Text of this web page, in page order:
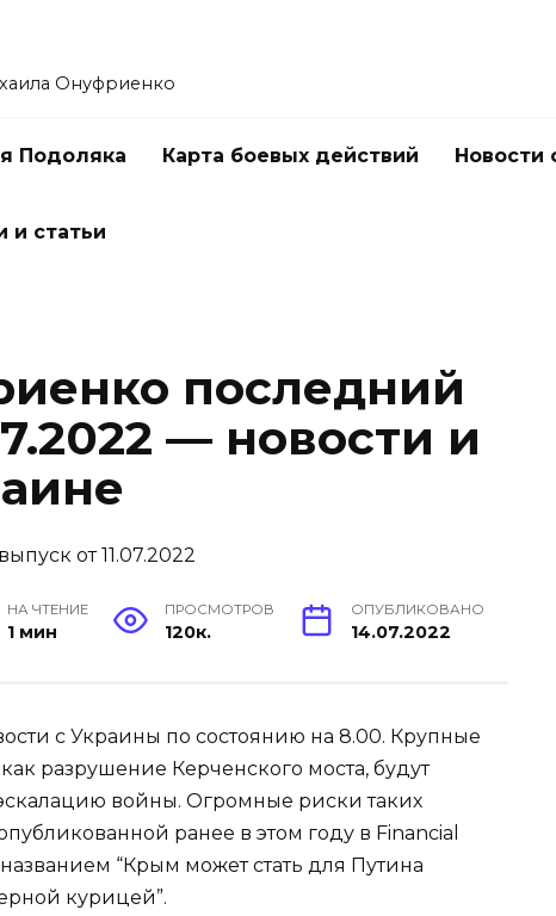
Онуфриенко
Подоляка Карта боевых действий Новости
и статьи
последний
— новости и
НА ЧТЕНИЕ
1 мин
ПРОСМОТРОВ
120к.
ОПУБЛИКОВАНО
14.07.2022
с Украины по состоянию на 8.00. Крупные
разрушение Керченского моста, будут
войны. Огромные риски таких
ранее в этом году в Financial
“Крым может стать для Путина
курицей”.